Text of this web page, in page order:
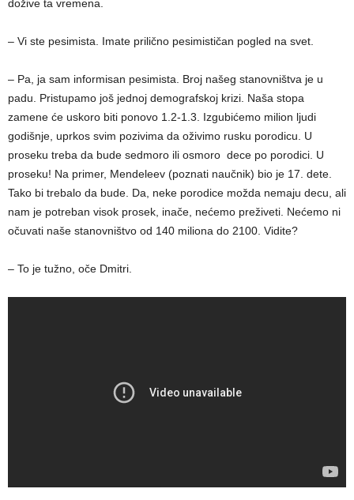
dožive ta vremena.
– Vi ste pesimista. Imate prilično pesimističan pogled na svet.
– Pa, ja sam informisan pesimista. Broj našeg stanovništva je u
padu. Pristupamo još jednoj demografskoj krizi. Naša stopa
zamene će uskoro biti ponovo 1.2-1.3. Izgubićemo milion ljudi
godišnje, uprkos svim pozivima da oživimo rusku porodicu. U
proseku treba da bude sedmoro ili osmoro dece po porodici. U
proseku! Na primer, Mendeleev (poznati naučnik) bio je 17. dete.
Tako bi trebalo da bude. Da, neke porodice možda nemaju decu, ali
nam je potreban visok prosek, inače, nećemo preživeti. Nećemo ni
očuvati naše stanovništvo od 140 miliona do 2100. Vidite?
– To je tužno, oče Dmitri.